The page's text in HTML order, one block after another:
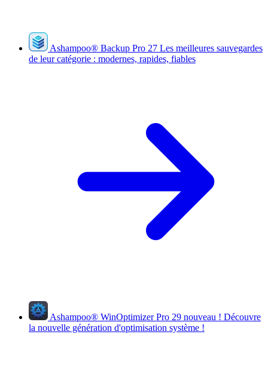
Ashampoo® Backup Pro 27 Les meilleures sauvegardes
de leur catégorie : modernes, rapides, fiables
Ashampoo® WinOptimizer Pro 29 nouveau ! Découvre
la nouvelle génération d'optimisation système !